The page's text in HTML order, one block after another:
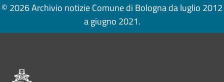
© 2026 Archivio notizie Comune di Bologna da luglio 2012
a giugno 2021.